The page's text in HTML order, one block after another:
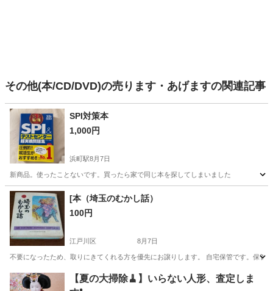
その他(本/CD/DVD)の売ります・あげますの関連記事
SPI対策本
1,000円
浜町駅8月7日
新商品。使ったことないです。買ったら家で同じ本を探してしまいました
東京 中央区 浜町駅 参考書
[本（埼玉のむかし話）
100円
江戸川区 8月7日
不要になったため、取りにきてくれる方を優先にお譲りします。 自宅保管です。保管
東京 江戸川区 その他 有料
【夏の大掃除🧹】いらない人形、査定しま